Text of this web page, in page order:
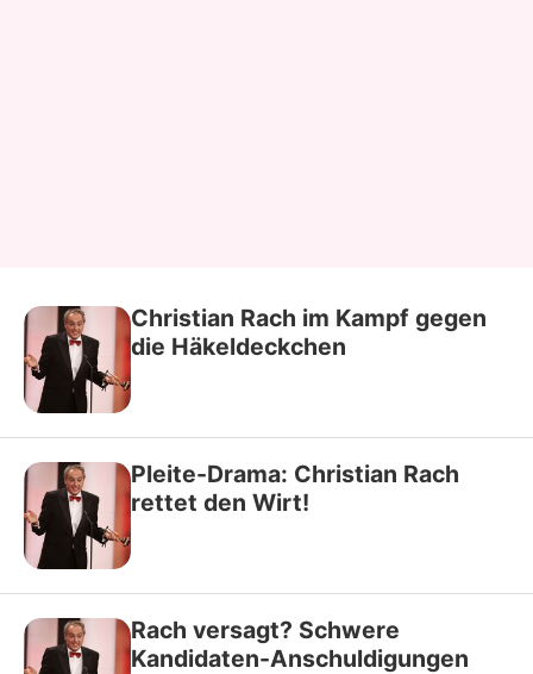
Christian Rach im Kampf gegen
die Häkeldeckchen
Pleite-Drama: Christian Rach
rettet den Wirt!
Rach versagt? Schwere
Kandidaten-Anschuldigungen